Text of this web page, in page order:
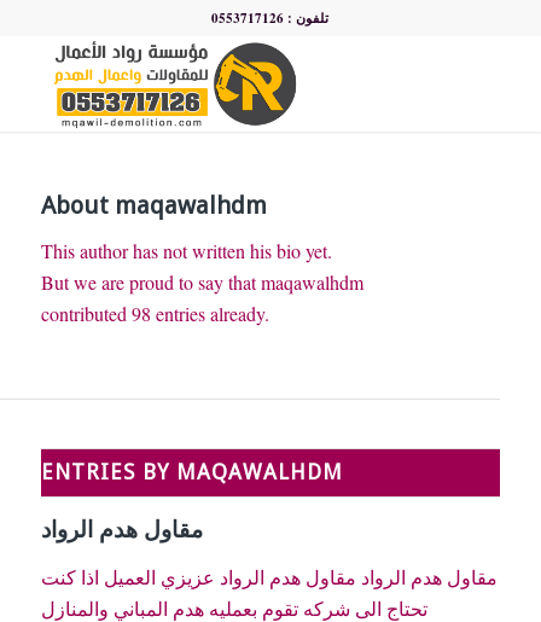
تلفون : 0553717126
About maqawalhdm
This author has not written his bio yet.
But we are proud to say thatmaqawalhdm
contributed 98 entries already.
ENTRIES BY MAQAWALHDM
مقاول هدم الرواد
مقاول هدم الرواد مقاول هدم الرواد عزيزي العميل اذا كنت
تحتاج الى شركه تقوم بعمليه هدم المباني والمنازل